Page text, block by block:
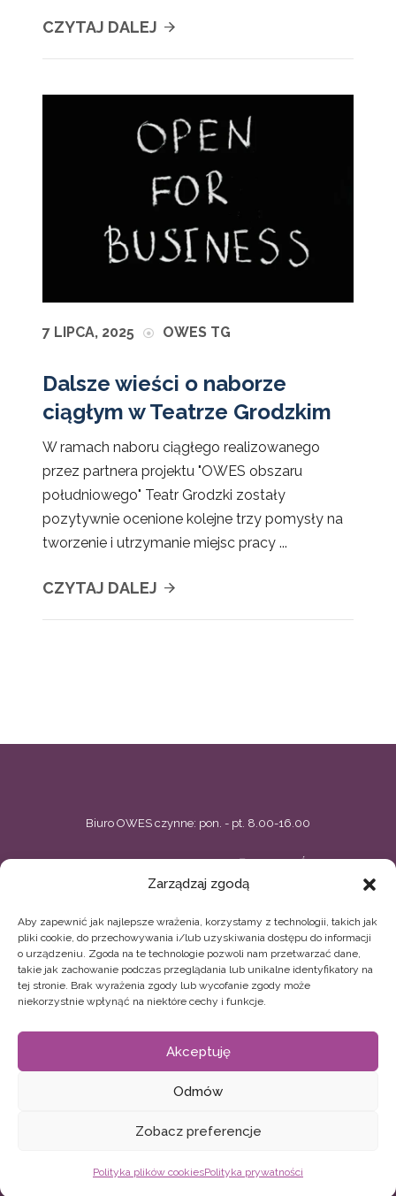
Zarządzaj zgodą
Aby zapewnić jak najlepsze wrażenia, korzystamy z technologii, takich jak
pliki cookie, do przechowywania i/lub uzyskiwania dostępu do informacji
o urządzeniu. Zgoda na te technologie pozwoli nam przetwarzać dane,
takie jak zachowanie podczas przeglądania lub unikalne identyfikatory na
tej stronie. Brak wyrażenia zgody lub wycofanie zgody może
niekorzystnie wpłynąć na niektóre cechy i funkcje.
Akceptuję
Odmów
Zobacz preferencje
Polityka plików cookiesPolityka prywatności
CZYTAJ DALEJ
7 LIPCA, 2025 OWES TG
Dalsze wieści o naborze
ciągłym w Teatrze Grodzkim
W ramach naboru ciągłego realizowanego
przez partnera projektu "OWES obszaru
południowego" Teatr Grodzki zostały
pozytywnie ocenione kolejne trzy pomysły na
tworzenie i utrzymanie miejsc pracy ...
CZYTAJ DALEJ
Biuro OWES czynne: pon. - pt. 8.00-16.00
BIELSKIE CENTRUM PRZEDSIĘBIORCZOŚCI
ul. Zacisze 5, Bielsko-Biała
33 496 02 44, 33 496 02 11 owes@bcp.org.pl
BIELSKIE STOWARZYSZENIE ARTYSTYCZNE TEATR
GRODZKI
biuro.owes@teatrgrodzki.pl
© 2024 OWES Ośrodek Wsparcia Ekonomii Społecznej